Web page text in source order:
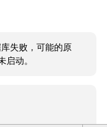
失败，可能的原
启动。